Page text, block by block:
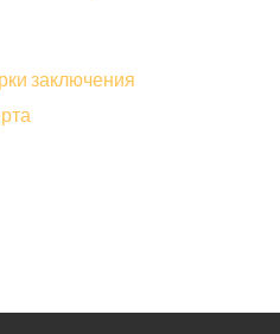
заключения